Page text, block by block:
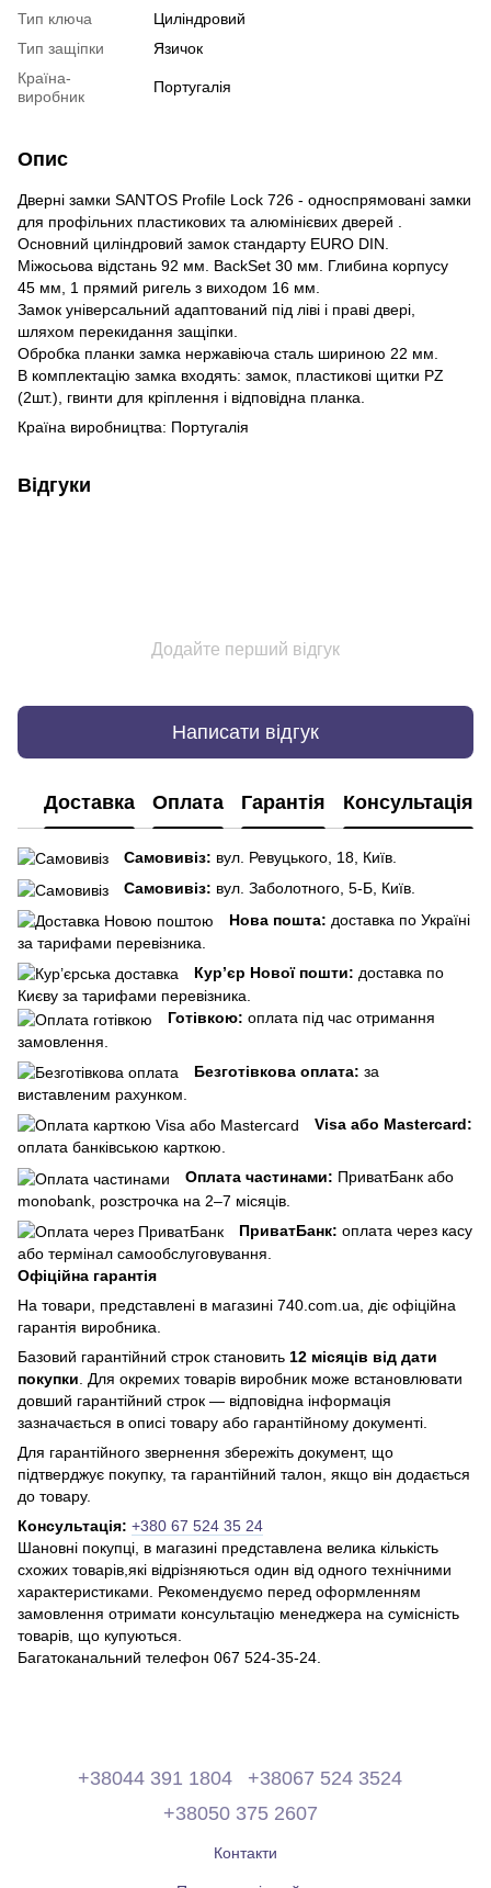
Тип ключа
Циліндровий
Тип защіпки
Язичок
Країна-
виробник
Португалія
Опис
Дверні замки SANTOS Profile Lock 726 - односпрямовані замки
для профільних пластикових та алюмінієвих дверей .
Основний циліндровий замок стандарту EURO DIN.
Міжосьова відстань 92 мм. BackSet 30 мм. Глибина корпусу
45 мм, 1 прямий ригель з виходом 16 мм.
Замок універсальний адаптований під ліві і праві двері,
шляхом перекидання защіпки.
Обробка планки замка нержавіюча сталь шириною 22 мм.
В комплектацію замка входять: замок, пластикові щитки PZ
(2шт.), гвинти для кріплення і відповідна планка.
Країна виробництва: Португалія
Відгуки
Додайте перший відгук
Написати відгук
Доставка Оплата Гарантія Консультація
Самовивіз: вул. Ревуцького, 18, Київ.
Самовивіз: вул. Заболотного, 5-Б, Київ.
Нова пошта: доставка по Україні
за тарифами перевізника.
Кур’єр Нової пошти: доставка по
Києву за тарифами перевізника.
Готівкою: оплата під час отримання
замовлення.
Безготівкова оплата: за
виставленим рахунком.
Visa або Mastercard:
оплата банківською карткою.
Оплата частинами: ПриватБанк або
monobank, розстрочка на 2–7 місяців.
ПриватБанк: оплата через касу
або термінал самообслуговування.
Офіційна гарантія
На товари, представлені в магазині 740.com.ua, діє офіційна
гарантія виробника.
Базовий гарантійний строк становить 12 місяців від дати
покупки . Для окремих товарів виробник може встановлювати
довший гарантійний строк — відповідна інформація
зазначається в описі товару або гарантійному документі.
Для гарантійного звернення збережіть документ, що
підтверджує покупку, та гарантійний талон, якщо він додається
до товару.
Консультація: +380 67 524 35 24
Шановні покупці, в магазині представлена ​​велика кількість
схожих товарів,які відрізняються один від одного технічними
характеристиками. Рекомендуємо перед оформленням
замовлення отримати консультацію менеджера на сумісність
товарів, що купуються.
Багатоканальний телефон 067 524-35-24.
+38044 391 1804
+38067 524 3524
+38050 375 2607
Контакти